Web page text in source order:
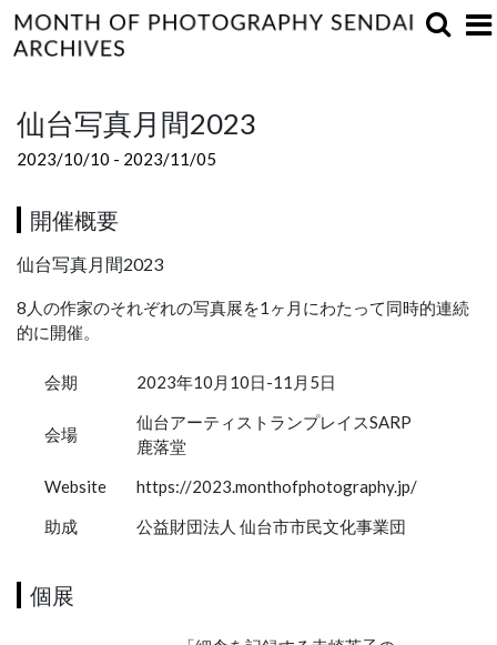
仙台写真月間2023
2023/10/10 - 2023/11/05
開催概要
仙台写真月間2023
8人の作家のそれぞれの写真展を1ヶ月にわたって同時的連続
的に開催。
会期 2023年10月10日-11月5日
会場
仙台アーティストランプレイスSARP
鹿落堂
Website
https://2023.monthofphotography.jp/
助成
公益財団法人 仙台市市民文化事業団
個展